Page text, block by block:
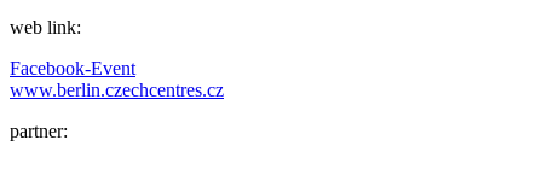
web link:
Facebook-Event
www.berlin.czechcentres.cz
partner: